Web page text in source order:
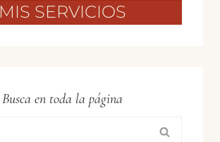
MIS SERVICIOS
Busca en toda la página